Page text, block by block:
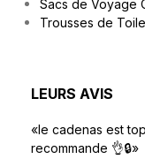
Sacs de Voyage
Trousses de
LEURS AVIS
«le cadenas est
recommande 👌🔒»